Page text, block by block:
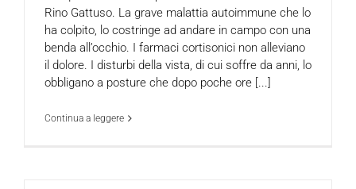
Rino Gattuso. La grave malattia autoimmune che lo
ha colpito, lo costringe ad andare in campo con una
benda all’occhio. I farmaci cortisonici non alleviano
il dolore. I disturbi della vista, di cui soffre da anni, lo
obbligano a posture che dopo poche ore [...]
Continua a leggere